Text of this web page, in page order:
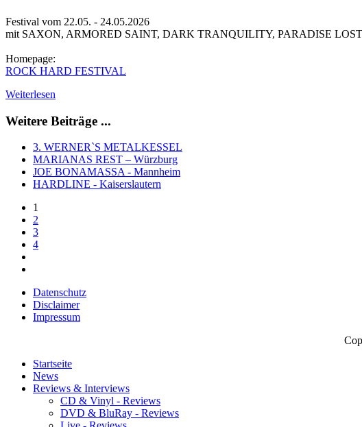
Festival vom 22.05. - 24.05.2026
mit SAXON, ARMORED SAINT, DARK TRANQUILITY, PARADISE
Homepage:
ROCK HARD FESTIVAL
Weiterlesen
Weitere Beiträge ...
3. WERNER`S METALKESSEL
MARIANAS REST – Würzburg
JOE BONAMASSA - Mannheim
HARDLINE - Kaiserslautern
1
2
3
4
Datenschutz
Disclaimer
Impressum
Startseite
News
Reviews & Interviews
CD & Vinyl - Reviews
DVD & BluRay - Reviews